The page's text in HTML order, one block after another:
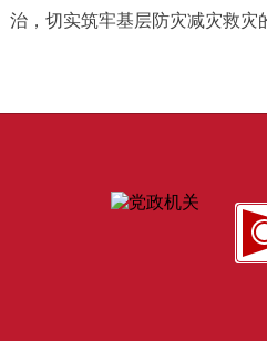
治，切实筑牢基层防灾减灾救灾